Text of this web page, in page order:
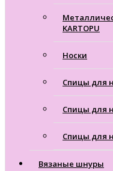
KARTOPU
Носки
Спицы для
Спицы для
Спицы для
Вязаные шнуры